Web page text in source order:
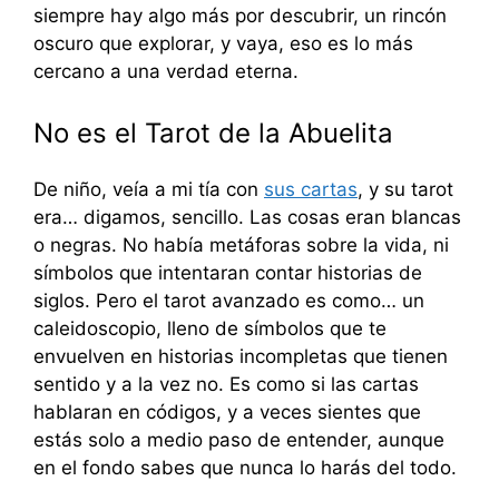
siempre hay algo más por descubrir, un rincón
oscuro que explorar, y vaya, eso es lo más
cercano a una verdad eterna.
No es el Tarot de la Abuelita
De niño, veía a mi tía con sus cartas, y su tarot
era… digamos, sencillo. Las cosas eran blancas
o negras. No había metáforas sobre la vida, ni
símbolos que intentaran contar historias de
siglos. Pero el tarot avanzado es como… un
caleidoscopio, lleno de símbolos que te
envuelven en historias incompletas que tienen
sentido y a la vez no. Es como si las cartas
hablaran en códigos, y a veces sientes que
estás solo a medio paso de entender, aunque
en el fondo sabes que nunca lo harás del todo.